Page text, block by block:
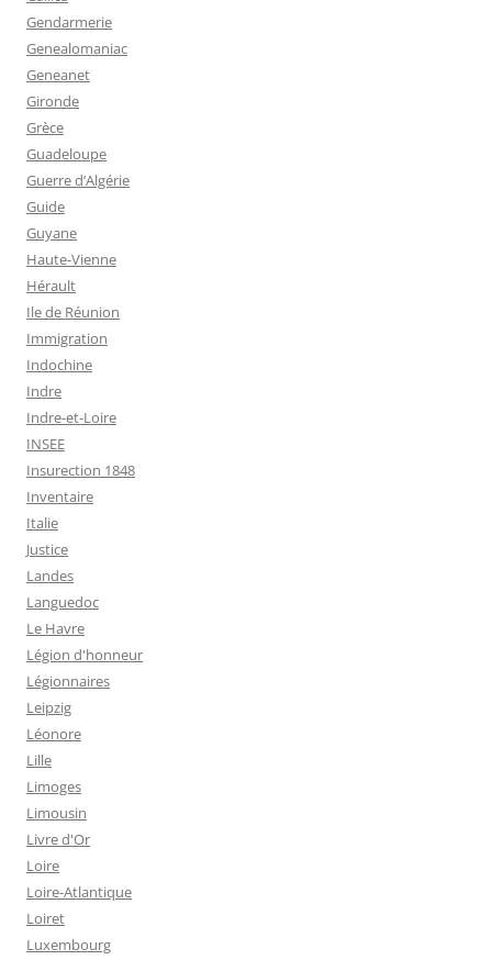
Gendarmerie
Genealomaniac
Geneanet
Gironde
Grèce
Guadeloupe
Guerre d’Algérie
Guide
Guyane
Haute-Vienne
Hérault
Ile de Réunion
Immigration
Indochine
Indre
Indre-et-Loire
INSEE
Insurection 1848
Inventaire
Italie
Justice
Landes
Languedoc
Le Havre
Légion d'honneur
Légionnaires
Leipzig
Léonore
Lille
Limoges
Limousin
Livre d'Or
Loire
Loire-Atlantique
Loiret
Luxembourg